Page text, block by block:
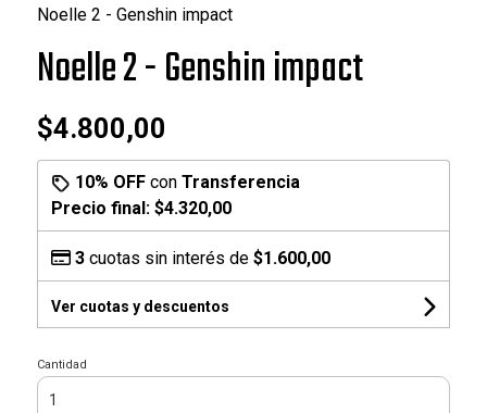
Noelle 2 - Genshin impact
Noelle 2 - Genshin impact
$4.800,00
10% OFFcon Transferencia
Precio final: $4.320,00
3cuotas sin interés de $1.600,00
Ver cuotas y descuentos
Cantidad